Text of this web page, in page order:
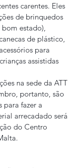
carentes. Eles
de brinquedos
bom estado),
de plástico,
para
assistidas
na sede da ATT
portanto, são
para fazer a
arrecadado será
do Centro